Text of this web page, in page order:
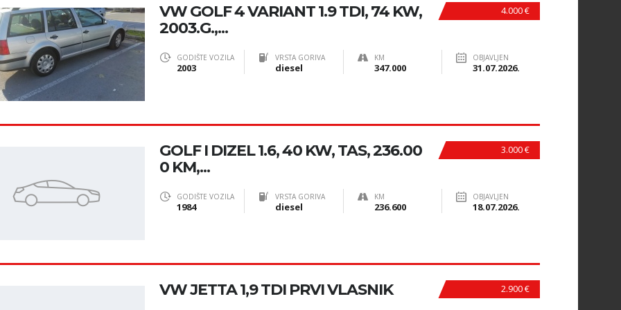
4.000 €
VW GOLF 4 VARIANT 1.9 TDI, 74 KW,
2003.G.,...
GODIŠTE VOZILA
2003
VRSTA GORIVA
diesel
KM
347.000
OBJAVLJEN
31.07.2026.
3.000 €
GOLF I DIZEL 1.6, 40 KW, TAS, 236.00
0 KM,...
GODIŠTE VOZILA
1984
VRSTA GORIVA
diesel
KM
236.600
OBJAVLJEN
18.07.2026.
2.900 €
VW JETTA 1,9 TDI PRVI VLASNIK